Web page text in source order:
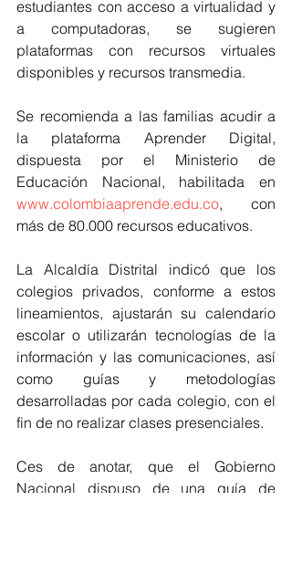
estudiantes con acceso a virtualidad y
a computadoras, se sugieren
plataformas con recursos virtuales
disponibles y recursos transmedia.
Se recomienda a las familias acudir a
la plataforma Aprender Digital,
dispuesta por el Ministerio de
www.colombiaaprende.edu.co, con
más de 80.000 recursos educativos.
La Alcaldía Distrital indicó que los
colegios privados, conforme a estos
lineamientos, ajustarán su calendario
escolar o utilizarán tecnologías de la
información y las comunicaciones, así
como guías y metodologías
desarrolladas por cada colegio, con el
fin de no realizar clases presenciales.
Ces de anotar, que el Gobierno
Nacional dispuso de una guía de